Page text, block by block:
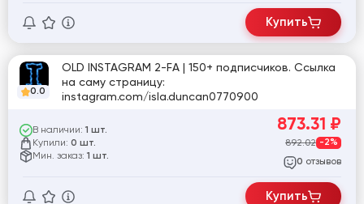
Купить
0.0
OLD INSTAGRAM 2-FA | 150+ подписчиков. Ссылка
на саму страницу:
instagram.com/isla.duncan0770900
В наличии: 1 шт.
Купили: 0 шт.
Мин. заказ: 1 шт.
873.31 ₽
892.02 -2%
0 отзывов
Купить